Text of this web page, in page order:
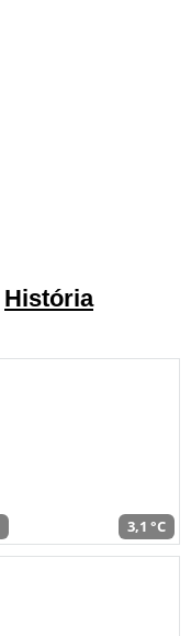
História
3,1 °C